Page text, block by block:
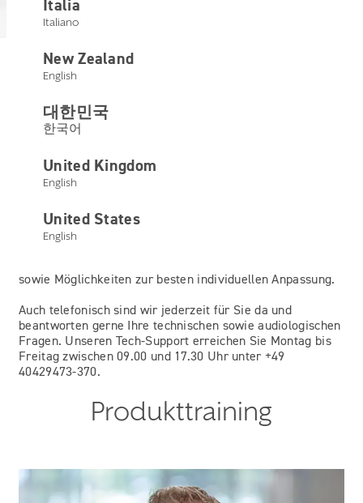
Italia
Italiano
New Zealand
English
대한민국
한국어
United Kingdom
English
United States
English
dem Laufenden zu bleiben.
stehen wir für innovative
Lösungen.
und Sie zu unserem starken Partner vor Ort zu machen.
Das Education & Trainings Team hat es sich zur Aufgabe
sowie Möglichkeiten zur besten individuellen Anpassung.
Auch telefonisch sind wir jederzeit für Sie da und
beantworten gerne Ihre technischen sowie audiologischen
Fragen. Unseren Tech-Support erreichen Sie Montag bis
Freitag zwischen 09.00 und 17.30 Uhr unter +49
40429473-370.
Produkttraining